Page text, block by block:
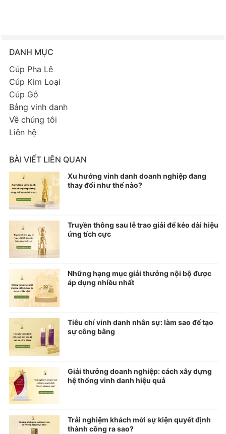
DANH MỤC
Cúp Pha Lê
Cúp Kim Loại
Cúp Gỗ
Bảng vinh danh
Về chúng tôi
Liên hệ
BÀI VIẾT LIÊN QUAN
Xu hướng vinh danh doanh nghiệp đang
thay đổi như thế nào?
Truyền thông sau lễ trao giải để kéo dài hiệu
ứng tích cực
Những hạng mục giải thưởng nội bộ được
áp dụng nhiều nhất
Tiêu chí vinh danh nhân sự: làm sao để tạo
sự công bằng
Giải thưởng doanh nghiệp: cách xây dựng
hệ thống vinh danh hiệu quả
Trải nghiệm khách mời sự kiện quyết định
thành công ra sao?